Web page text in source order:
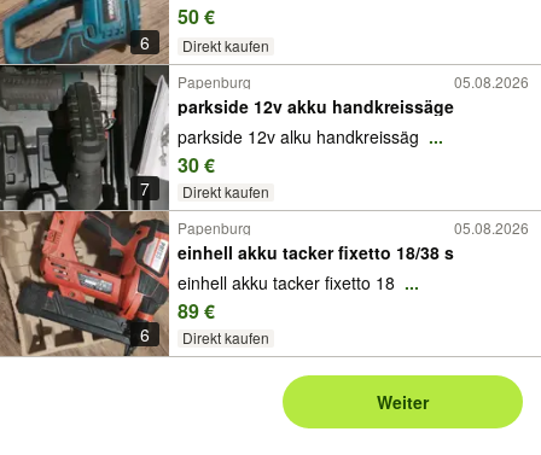
6
50 €
Direkt kaufen
7
Papenburg 05.08.2026
parkside 12v akku handkreissäge
parkside 12v alku handkreissäg ...
30 €
Direkt kaufen
6
Papenburg 05.08.2026
einhell akku tacker fixetto 18/38 s
einhell akku tacker fixetto 18 ...
89 €
Direkt kaufen
Weiter